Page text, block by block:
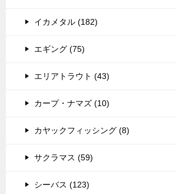
イカメタル (182)
エギング (75)
エリアトラウト (43)
カープ・ナマズ (10)
カヤックフィッシング (8)
サクラマス (59)
シーバス (123)